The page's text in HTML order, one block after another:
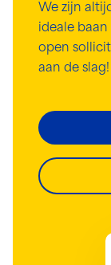
We zijn
ideale
open
aan de slag!